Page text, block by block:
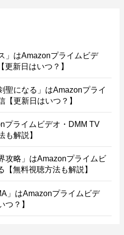
」はAmazonプライムビデ
新日はいつ？】
聖になる」はAmazonプライ
【更新日はいつ？】
プライムビデオ・DMM TV
も解説】
攻略」はAmazonプライムビ
無料視聴方法も解説】
」はAmazonプライムビデ
つ？】